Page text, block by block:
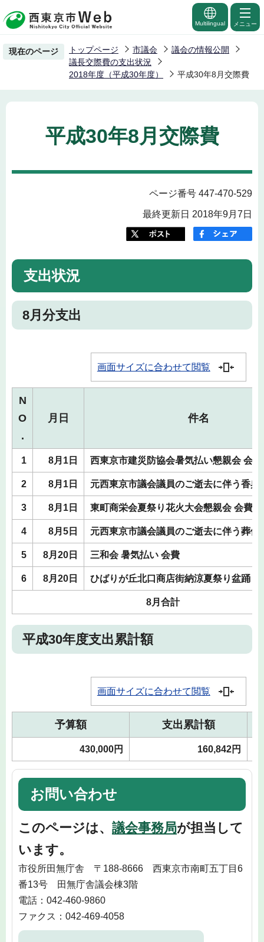
の
ー
の
先
Multilingual メニュー
現在のページ トップページ 市議会
議会の情報公開
議長交際費の支出状況
2018年度（平成30年度）
平成30年8月交際費
平成30年8月交際費
ページ番号 447-470-529
最終更新日 2018年9月7日
支出状況
8月分支出
画面サイズに合わせて閲覧
N
O
.
月日 件名
1 8月1日 西東京市建災防協会暑気払い懇親会 会費
2 8月1日 元西東京市議会議員のご逝去に伴う香典
3 8月1日 東町商栄会夏祭り花火大会懇親会 会費
4 8月5日 元西東京市議会議員のご逝去に伴う葬儀
5 8月20日 三和会 暑気払い 会費
6 8月20日 ひばりが丘北口商店街納涼夏祭り盆踊り
8月合計
平成30年度支出累計額
画面サイズに合わせて閲覧
予算額 支出累計額
430,000円 160,842円
お問い合わせ
このページは、 議会事務局が担当して
います。
市役所田無庁舎 〒188-8666 西東京市南町五丁目6
番13号 田無庁舎議会棟3階
電話：042-460-9860
ファクス：042-469-4058